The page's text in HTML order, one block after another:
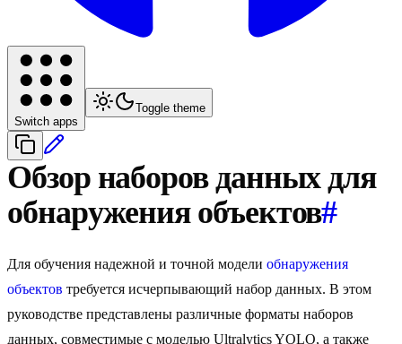
Switch apps
Toggle theme
Обзор наборов данных для
обнаружения объектов#
Для обучения надежной и точной модели обнаружения
объектов требуется исчерпывающий набор данных. В этом
руководстве представлены различные форматы наборов
данных, совместимые с моделью Ultralytics YOLO, а также